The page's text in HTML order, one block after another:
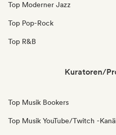
Top Moderner Jazz
Top Pop-Rock
Top R&B
Kuratoren/
Top Musik Bookers
Top Musik YouTube/Twitch -